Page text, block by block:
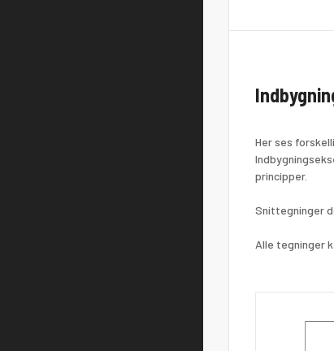
Her ses
principper.
Snittegninger
Alle tegninger